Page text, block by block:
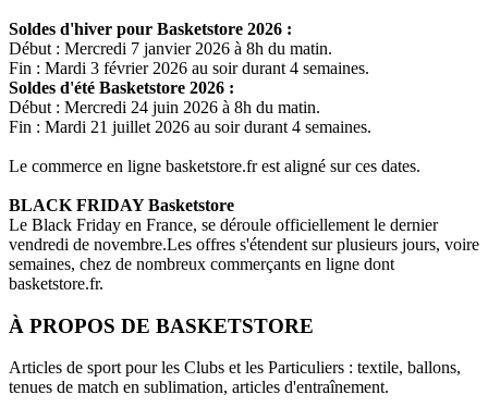
Soldes d'hiver pour Basketstore 2026 :
Début : Mercredi 7 janvier 2026 à 8h du matin.
Fin : Mardi 3 février 2026 au soir durant 4 semaines.
Soldes d'été Basketstore 2026 :
Début : Mercredi 24 juin 2026 à 8h du matin.
Fin : Mardi 21 juillet 2026 au soir durant 4 semaines.
Le commerce en ligne basketstore.frest aligné sur ces dates.
BLACK FRIDAYBasketstore
Le Black Friday en France, se déroule officiellement le dernier
vendredi de novembre.Les offres s'étendent sur plusieurs jours, voire
semaines, chez de nombreux commerçants en ligne dont
basketstore.fr.
À PROPOS DE BASKETSTORE
Articles de sport pour les Clubs et les Particuliers : textile, ballons,
tenues de match en sublimation, articles d'entraînement.